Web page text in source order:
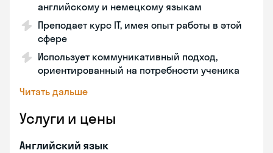
английскому и немецкому языкам
Преподает курс IT, имея опыт работы в этой
сфере
Использует коммуникативный подход,
ориентированный на потребности ученика
Читать дальше
Услуги и цены
Английский язык